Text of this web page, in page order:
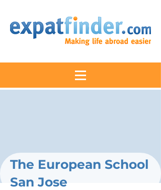
The European School
San Jose